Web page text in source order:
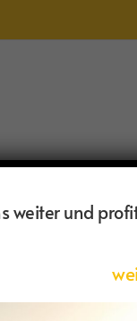
weiter und